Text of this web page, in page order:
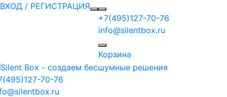
ВХОД / РЕГИСТРАЦИЯ
+7(495)127-70-76
info@silentbox.ru
Корзина
70-76